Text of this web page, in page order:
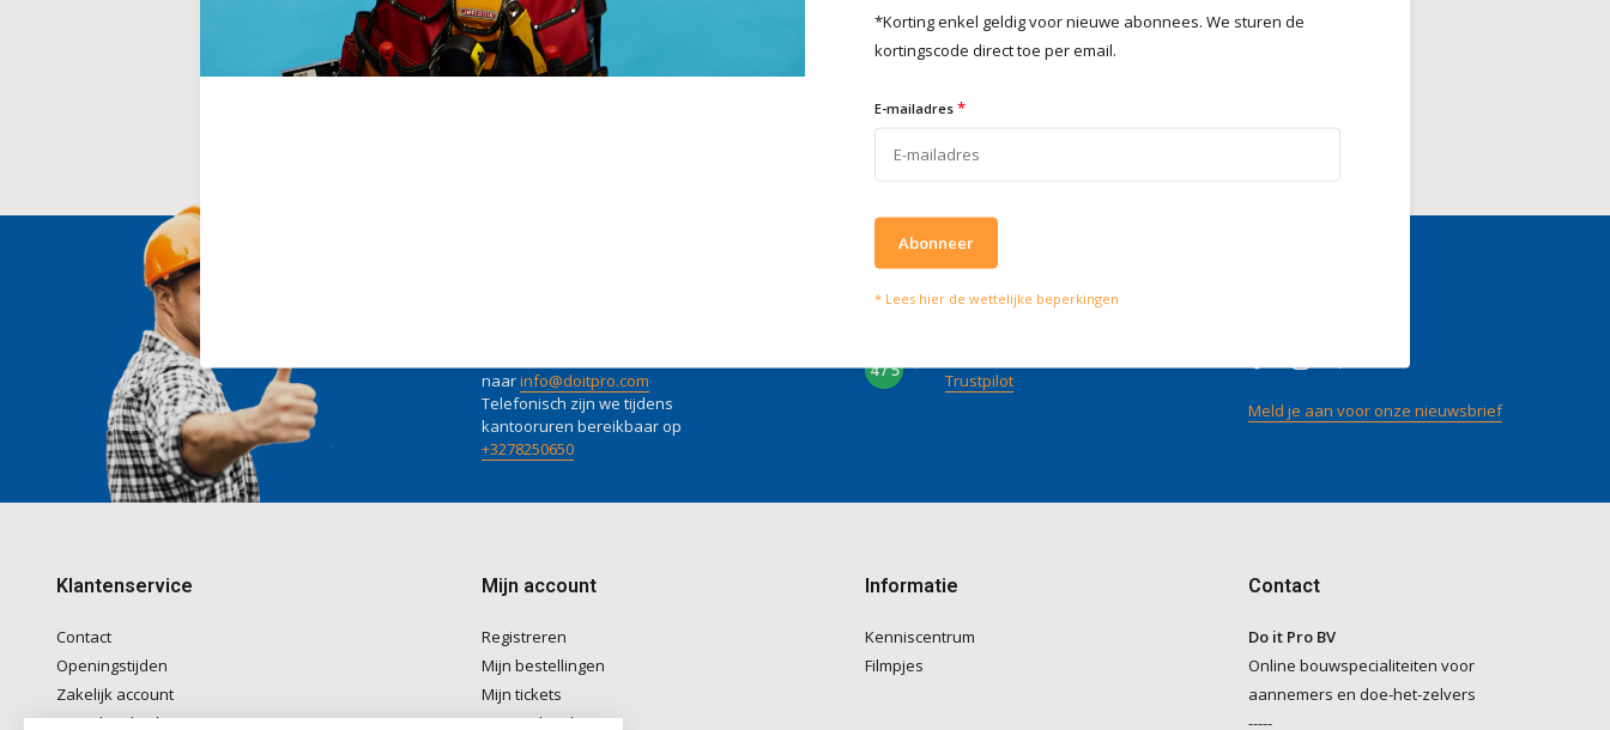
€74,00
Incl. BTW
naarinfo@doitpro.com
Telefonisch zijn we tijdens
kantooruren bereikbaar op
+3278250650
Wat onze klanten zeggen
4 / 5
Trustpilot
Meld je aan voor onze nieuwsbrief
Klantenservice
Contact
Openingstijden
Zakelijk account
Betaalmethoden
Mijn account
Registreren
Mijn bestellingen
Mijn tickets
Mijn verlanglijst
Informatie
Kenniscentrum
Filmpjes
Contact
Do it Pro BV
Online bouwspecialiteiten voor
aannemers en doe-het-zelvers
-----
*Korting enkel geldig voor nieuwe abonnees. We sturen de
kortingscode direct toe per email.
E-mailadres *
Abonneer
* Lees hier de wettelijke beperkingen